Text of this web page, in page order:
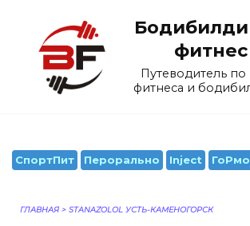
содержанию
фитнес
Путеводитель
фитнеса и
СпортПит Перорально Inject
ГЛАВНАЯ > STANAZOLOL УСТЬ-КАМЕНОГОРСК